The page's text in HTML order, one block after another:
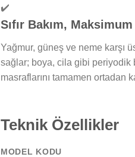
✔️
Sıfır Bakım,
Yağmur, güneş ve neme karşı
sağlar; boya, cila gibi periyodik
masraflarını tamamen ortadan
Teknik Özellikler
MODEL KODU